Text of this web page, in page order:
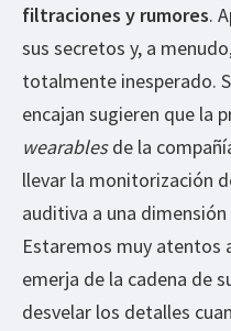
filtraciones y rumores.
sus secretos y, a
totalmente inesperado.
encajan sugieren que la
wearablesde la
llevar la monitorización
auditiva a una
Estaremos muy atentos
emerja de la cadena de
desvelar los detalles